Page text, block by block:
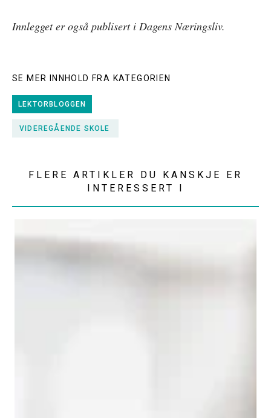
Innlegget er også publisert i Dagens Næringsliv.
SE MER INNHOLD FRA KATEGORIEN
LEKTORBLOGGEN
VIDEREGÅENDE SKOLE
FLERE ARTIKLER DU KANSKJE ER
INTERESSERT I